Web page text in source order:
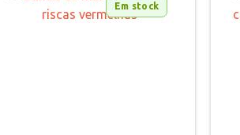
Em stock